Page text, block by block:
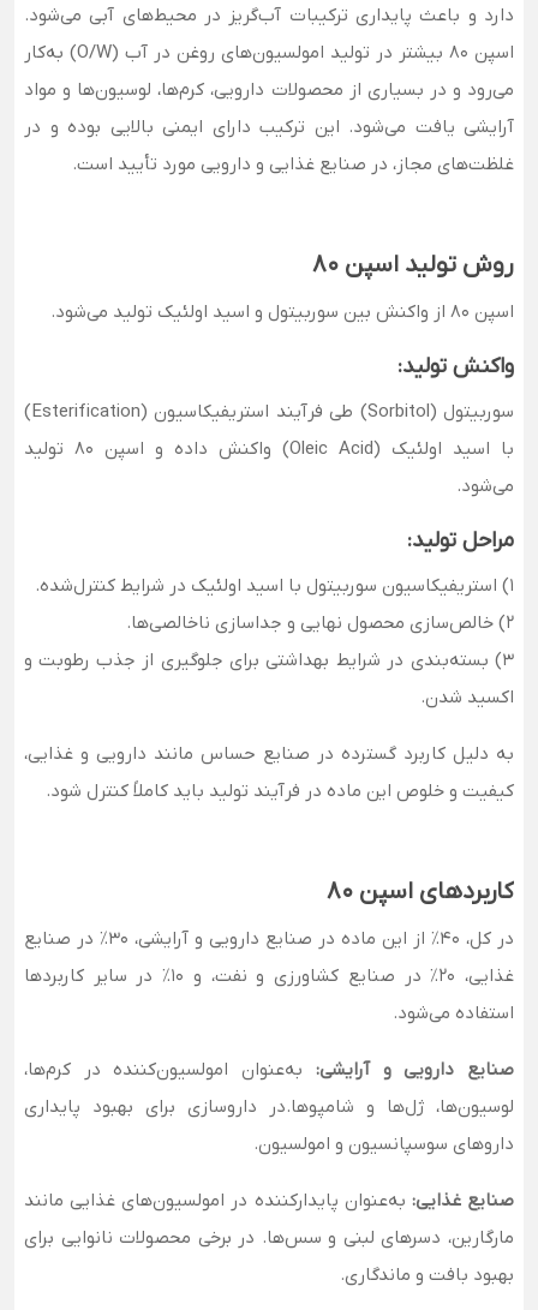
دارد و باعث پایداری ترکیبات آب‌گریز در محیط‌های آبی می‌شود.
اسپن 80 بیشتر در تولید امولسیون‌های روغن در آب (O/W) به‌کار
می‌رود و در بسیاری از محصولات دارویی، کرم‌ها، لوسیون‌ها و مواد
آرایشی یافت می‌شود. این ترکیب دارای ایمنی بالایی بوده و در
غلظت‌های مجاز، در صنایع غذایی و دارویی مورد تأیید است.
روش تولید اسپن 80
اسپن 80 از واکنش بین سوربیتول و اسید اولئیک تولید می‌شود.
واکنش تولید:
سوربیتول (Sorbitol) طی فرآیند استریفیکاسیون (Esterification)
با اسید اولئیک (Oleic Acid) واکنش داده و اسپن 80 تولید
می‌شود.
مراحل تولید:
1) استریفیکاسیون سوربیتول با اسید اولئیک در شرایط کنترل‌شده.
2) خالص‌سازی محصول نهایی و جداسازی ناخالصی‌ها.
3) بسته‌بندی در شرایط بهداشتی برای جلوگیری از جذب رطوبت و
اکسید شدن.
به دلیل کاربرد گسترده در صنایع حساس مانند دارویی و غذایی،
کیفیت و خلوص این ماده در فرآیند تولید باید کاملاً کنترل شود.
کاربردهای اسپن 80
در کل، 40٪ از این ماده در صنایع دارویی و آرایشی، 30٪ در صنایع
غذایی، 20٪ در صنایع کشاورزی و نفت، و 10٪ در سایر کاربردها
استفاده می‌شود.
صنایع دارویی و آرایشی: به‌عنوان امولسیون‌کننده در کرم‌ها،
لوسیون‌ها، ژل‌ها و شامپوها.در داروسازی برای بهبود پایداری
داروهای سوسپانسیون و امولسیون.
صنایع غذایی: به‌عنوان پایدارکننده در امولسیون‌های غذایی مانند
مارگارین، دسرهای لبنی و سس‌ها. در برخی محصولات نانوایی برای
بهبود بافت و ماندگاری.